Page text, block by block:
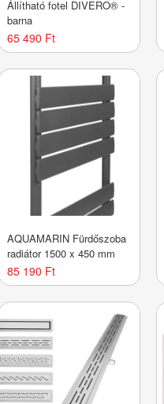
Állítható fotel DIVERO® -
barna
65 490 Ft
AQUAMARIN Fürdőszoba
radiátor 1500 x 450 mm
85 190 Ft